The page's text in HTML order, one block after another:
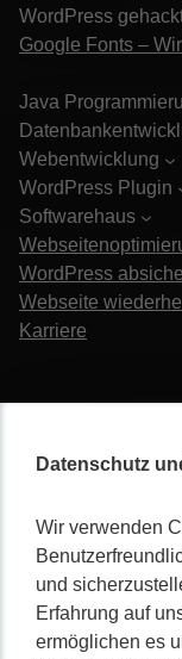
Datenschutz
Wir verwenden
und
Erfahrung auf
ermöglichen es
WordPress
Google Fonts –
Java
Webentwicklung
WordPress Plugin
Softwarehaus
WordPress
Webseite
Karriere
Nicht